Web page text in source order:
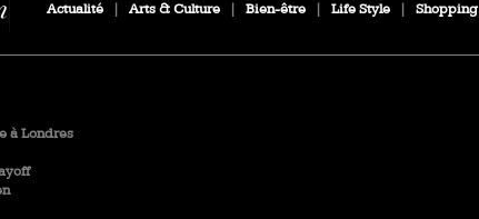
Actualité Arts & Culture Bien-être Life Style Shopping
à Londres